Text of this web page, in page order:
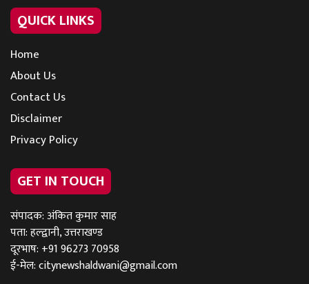
QUICK LINKS
Home
About Us
Contact Us
Disclaimer
Privacy Policy
GET IN TOUCH
संपादक: अंकित कुमार साह
पता: हल्द्वानी, उत्तराखण्ड
दूरभाष: +91 96273 70958
ई-मेल:citynewshaldwani@gmail.com